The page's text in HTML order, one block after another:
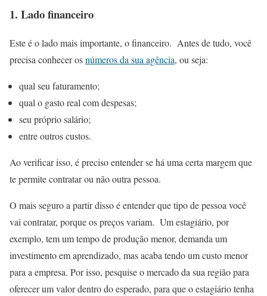
1. Lado financeiro
Este é o lado mais importante, o financeiro. Antes de tudo, você
precisa conhecer osnúmeros da sua agência, ou seja:
qual seu faturamento;
qual o gasto real com despesas;
seu próprio salário;
entre outros custos.
Ao verificar isso, é preciso entender se há uma certa margem que
te permite contratar ou não outra pessoa.
O mais seguro a partir disso é entender que tipo de pessoa você
vai contratar, porque os preços variam. Um estagiário, por
exemplo, tem um tempo de produção menor, demanda um
investimento em aprendizado, mas acaba tendo um custo menor
para a empresa. Por isso, pesquise o mercado da sua região para
oferecer um valor dentro do esperado, para que o estagiário tenha